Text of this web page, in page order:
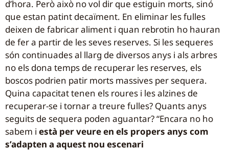
d’hora. Però això no vol dir que estiguin morts, sinó
que estan patint decaïment. En eliminar les fulles
deixen de fabricar aliment i quan rebrotin ho hauran
de fer a partir de les seves reserves. Si les sequeres
són continuades al llarg de diversos anys i als arbres
no els dona temps de recuperar les reserves, els
boscos podrien patir morts massives per sequera.
Quina capacitat tenen els roures i les alzines de
recuperar-se i tornar a treure fulles? Quants anys
seguits de sequera poden aguantar? “Encara no ho
sabem i està per veure en els propers anys com
s’adapten a aquest nou escenari